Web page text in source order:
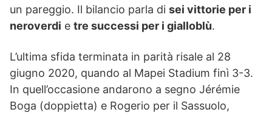
un pareggio. Il bilancio parla di sei vittorie per i
neroverdi e tre successi per i gialloblù.
L’ultima sfida terminata in parità risale al 28
giugno 2020, quando al Mapei Stadium finì 3-3.
In quell’occasione andarono a segno Jérémie
Boga (doppietta) e Rogerio per il Sassuolo,